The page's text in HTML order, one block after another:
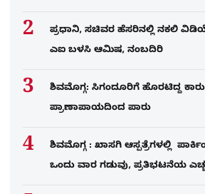
ಪ್ರಧಾನಿ, ಸಚಿವರ ಹೆಸರಿನಲ್ಲಿ ನಕಲಿ
ಎಐ ಬಳಸಿ ಆಮಿಷ, ನಂಬದಿರಿ
ಶಿವಮೊಗ್ಗ: ಸಿಗಂದೂರಿಗೆ ಹೊರಟಿದ್ದ
ಪ್ರಾಣಾಪಾಯದಿಂದ ಪಾರು
ಶಿವಮೊಗ್ಗ : ಖಾಸಗಿ ಆಸ್ಪತ್ರೆಗಳಲ್ಲಿ
ಒಂದು ವಾರ ಗಡುವು, ಪ್ರತಿಭಟನೆಯ